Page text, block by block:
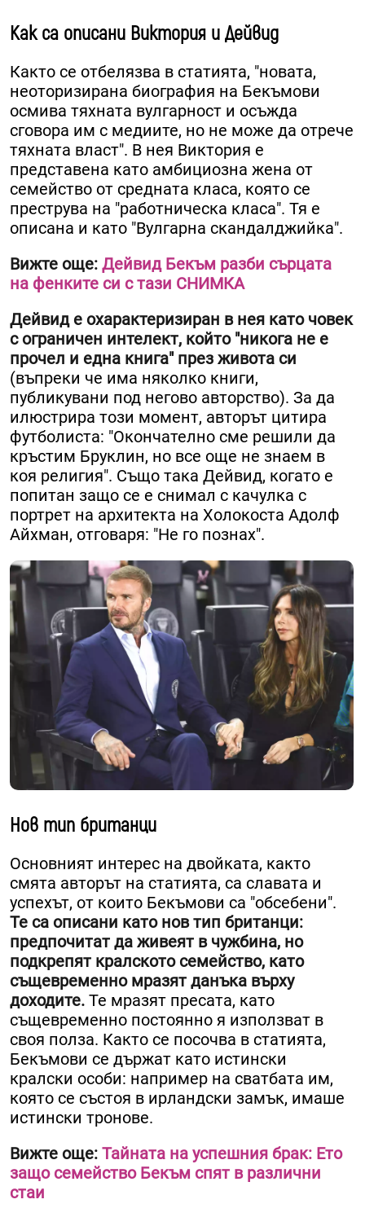
Как са описани Виктория и Дейвид
Както се отбелязва в статията, "новата,
неоторизирана биография на Бекъмови
осмива тяхната вулгарност и осъжда
сговора им с медиите, но не може да отрече
тяхната власт". В нея Виктория е
представена като амбициозна жена от
семейство от средната класа, която се
преструва на "работническа класа". Тя е
описана и като "Вулгарна скандалджийка".
Вижте още: Дейвид Бекъм разби сърцата
на фенките си с тази СНИМКА
Дейвид е охарактеризиран в нея като човек
с ограничен интелект, който "никога не е
прочел и една книга" през живота си
(въпреки че има няколко книги,
публикувани под негово авторство). За да
илюстрира този момент, авторът цитира
футболиста: "Окончателно сме решили да
кръстим Бруклин, но все още не знаем в
коя религия". Също така Дейвид, когато е
попитан защо се е снимал с качулка с
портрет на архитекта на Холокоста Адолф
Айхман, отговаря: "Не го познах".
Нов тип британци
Основният интерес на двойката, както
смята авторът на статията, са славата и
успехът, от които Бекъмови са "обсебени".
Те са описани като нов тип британци:
предпочитат да живеят в чужбина, но
подкрепят кралското семейство, като
същевременно мразят данъка върху
доходите. Те мразят пресата, като
същевременно постоянно я използват в
своя полза. Както се посочва в статията,
Бекъмови се държат като истински
кралски особи: например на сватбата им,
която се състоя в ирландски замък, имаше
истински тронове.
Вижте още: Тайната на успешния брак: Ето
защо семейство Бекъм спят в различни
стаи